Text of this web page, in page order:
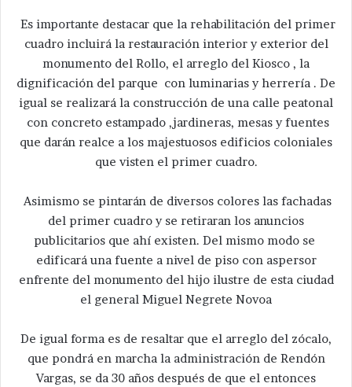
Es importante destacar que la rehabilitación del primer
cuadro incluirá la restauración interior y exterior del
monumento del Rollo, el arreglo del Kiosco , la
dignificación del parque con luminarias y herrería . De
igual se realizará la construcción de una calle peatonal
con concreto estampado ,jardineras, mesas y fuentes
que darán realce a los majestuosos edificios coloniales
que visten el primer cuadro.
Asimismo se pintarán de diversos colores las fachadas
del primer cuadro y se retiraran los anuncios
publicitarios que ahí existen. Del mismo modo se
edificará una fuente a nivel de piso con aspersor
enfrente del monumento del hijo ilustre de esta ciudad
el general Miguel Negrete Novoa
De igual forma es de resaltar que el arreglo del zócalo,
que pondrá en marcha la administración de Rendón
Vargas, se da 30 años después de que el entonces